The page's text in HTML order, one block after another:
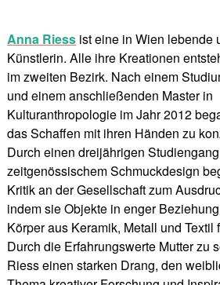
Anna Riessist eine in Wien lebende
Künstlerin. Alle ihre Kreationen
im zweiten Bezirk. Nach einem
und einem anschließenden Master in
Kulturanthropologie im Jahr 2012
das Schaffen mit ihren Händen zu
Durch einen dreijährigen
zeitgenössischem Schmuckdesign
Kritik an der Gesellschaft zum
indem sie Objekte in enger
Körper aus Keramik, Metall und Textil
Durch die Erfahrungswerte Mutter zu
Riess einen starken Drang, den